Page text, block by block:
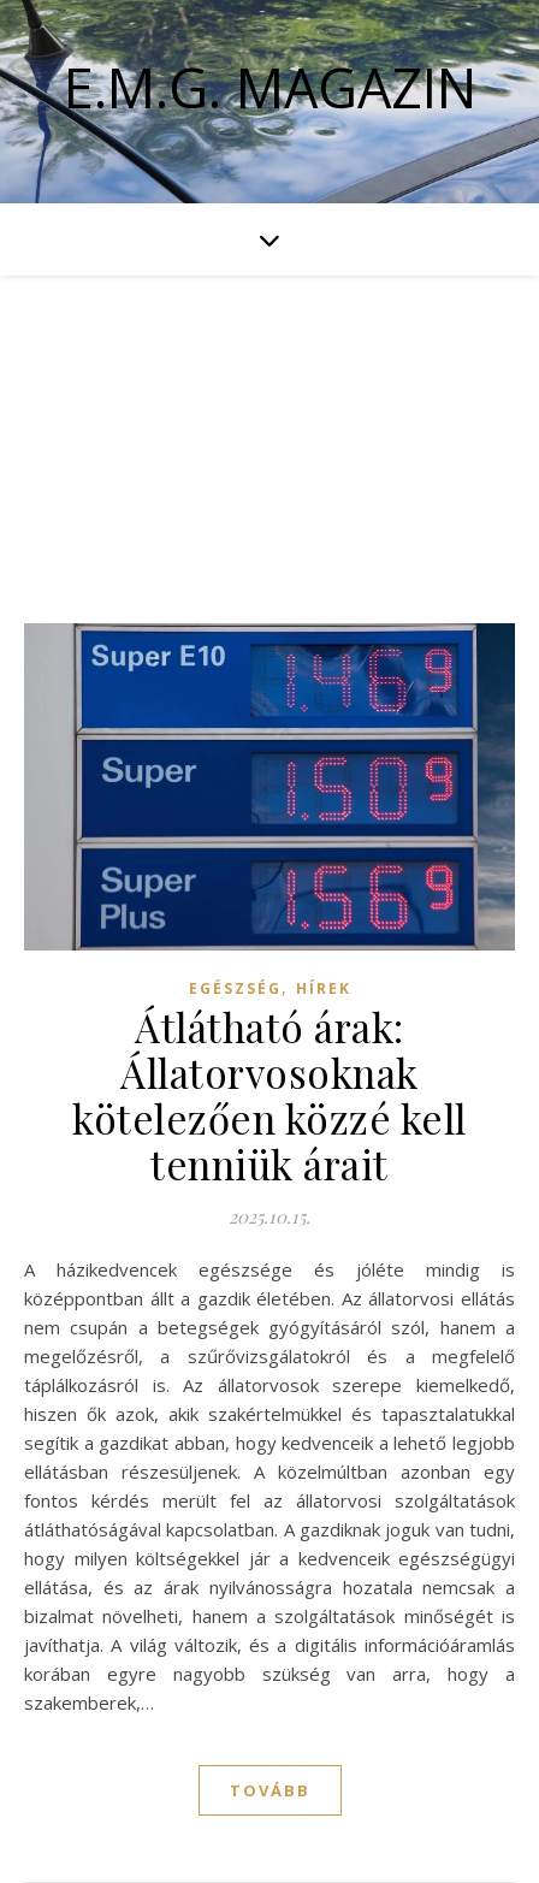
E.M.G. MAGAZIN
EGÉSZSÉG , HÍREK
Átlátható árak:
Állatorvosoknak
kötelezően közzé kell
tenniük árait
2025.10.15.
A házikedvencek egészsége és jóléte mindig is
középpontban állt a gazdik életében. Az állatorvosi ellátás
nem csupán a betegségek gyógyításáról szól, hanem a
megelőzésről, a szűrővizsgálatokról és a megfelelő
táplálkozásról is. Az állatorvosok szerepe kiemelkedő,
hiszen ők azok, akik szakértelmükkel és tapasztalatukkal
segítik a gazdikat abban, hogy kedvenceik a lehető legjobb
ellátásban részesüljenek. A közelmúltban azonban egy
fontos kérdés merült fel az állatorvosi szolgáltatások
átláthatóságával kapcsolatban. A gazdiknak joguk van tudni,
hogy milyen költségekkel jár a kedvenceik egészségügyi
ellátása, és az árak nyilvánosságra hozatala nemcsak a
bizalmat növelheti, hanem a szolgáltatások minőségét is
javíthatja. A világ változik, és a digitális információáramlás
korában egyre nagyobb szükség van arra, hogy a
szakemberek,…
TOVÁBB